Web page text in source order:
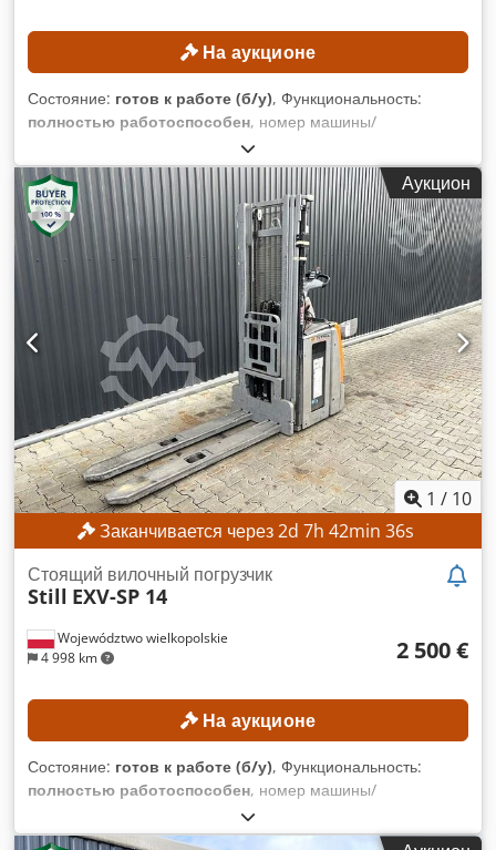
На аукционе
Состояние: готов к работе (б/у), Функциональность:
полностью работоспособен, номер машины/
H21202Y00263
2021, моточасы:7 093 h, грузоподъемность:3 500 кг,
высота подъема: 4 680 мм, тип топлива:газ, тип мачты:
триплекс , Минимальная цена отсутствует –
гарантированная продажа по самой высокой цене!
ТЕХНИЧЕСКИЕ ХАРАКТЕРИСТИКИ Грузоподъемность:
3500 кг Высота подъема: 4680 мм Габаритная высота: 2179
мм ХАРАКТЕРИСТИКИ МАШИНЫ Тип мачты: Триплекс
Класс ISO: ISO класс 3 (2500–4999 кг) Тип топлива: Газ
Наработка: 7093 часа КОМПЛЕКТАЦИЯ Dwjdpozrgbiofx
Anlea Боковой сдвиг Внешний идентификатор: SL13385SLO
Аукцион
1 / 10
Заканчивается через2d 7h 42min 33s
Województwo wielkopolskie
4 998 km
Стоящий вилочный погрузчик
Still EXV-SP 14
2 500 €
На аукционе
Состояние: готов к работе (б/у), Функциональность:
полностью работоспособен, номер машины/
F20325Y00782
моточасы:2 044 h, грузоподъемность:1 400 кг, высота